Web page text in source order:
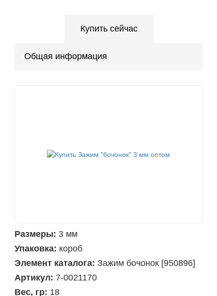
Купить сейчас
Общая информация
Размеры: 3 мм
Упаковка: короб
Элемент каталога: Зажим бочонок [950896]
Артикул: 7-0021170
Вес, гр: 18